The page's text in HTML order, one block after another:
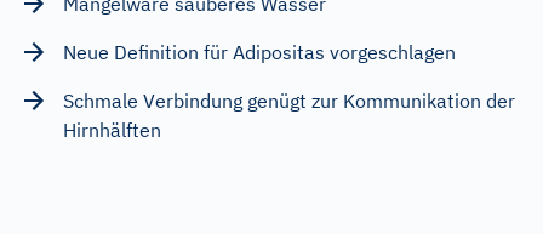
Neue Definition für Adipositas vorgeschlagen
Schmale Verbindung genügt zur Kommunikation der
Hirnhälften